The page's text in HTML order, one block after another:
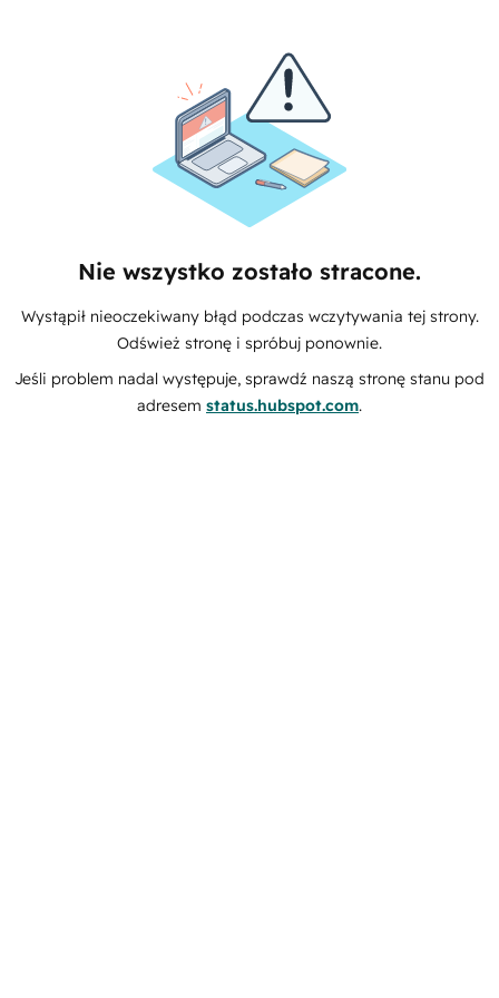
Nie wszystko zostało stracone.
Wystąpił nieoczekiwany błąd podczas wczytywania tej strony.
Odśwież stronę i spróbuj ponownie.
Jeśli problem nadal występuje, sprawdź naszą stronę stanu pod
adresem status.hubspot.com.